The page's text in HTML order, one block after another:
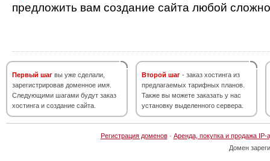
предложить вам создание сайта любой
Первый шаг вы уже сделали,
зарегистрировав доменное имя.
Следующими шагами будут заказ
хостинга и создание сайта.
Второй шаг - заказ хостинга из
предлагаемых тарифных планов.
Также вы можете заказать у нас
установку выделенного сервера.
Регистрация доменов· Аренда, покупка и продажа IP-
Домен